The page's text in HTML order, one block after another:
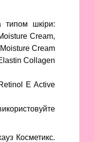
типом шкіри:
Cream,
Cream
Collagen
E Active
Косметикс.